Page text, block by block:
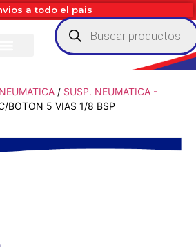
a todo el pais
/ SUSP. NEUMATICA -
BOTON 5 VIAS 1/8 BSP